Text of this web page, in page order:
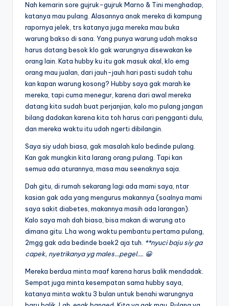
Nah kemarin sore gujruk-gujruk Marno & Tini menghadap,
katanya mau pulang. Alasannya anak mereka di kampung
rapornya jelek, trs katanya juga mereka mau buka
warung bakso di sana. Yang punya warung udah maksa
harus datang besok klo gak warungnya disewakan ke
orang lain. Kata hubby ku itu gak masuk akal, klo emg
orang mau jualan, dari jauh-jauh hari pasti sudah tahu
kan kapan warung kosong? Hubby saya gak marah ke
mereka, tapi cuma menegur, karena dari awal mereka
datang kita sudah buat perjanjian, kalo mo pulang jangan
bilang dadakan karena kita toh harus cari pengganti dulu,
dan mereka waktu itu udah ngerti dibilangin.
Saya siy udah biasa, gak masalah kalo bedinde pulang.
Kan gak mungkin kita larang orang pulang. Tapi kan
semua ada aturannya, masa mau seenaknya saja.
Dah gitu, di rumah sekarang lagi ada mami saya, ntar
kasian gak ada yang mengurus makannya (soalnya mami
saya sakit diabetes, makannya masih ada larangan).
Kalo saya mah dah biasa, bisa makan di warung ato
dimana gitu. Lha wong waktu pembantu pertama pulang,
2mgg gak ada bedinde baek2 aja tuh. **nyuci baju siy ga
capek, nyetrikanya yg males…pegel…. 😀
Mereka berdua minta maaf karena harus balik mendadak.
Sempat juga minta kesempatan sama hubby saya,
katanya minta waktu 3 bulan untuk benahi warungnya